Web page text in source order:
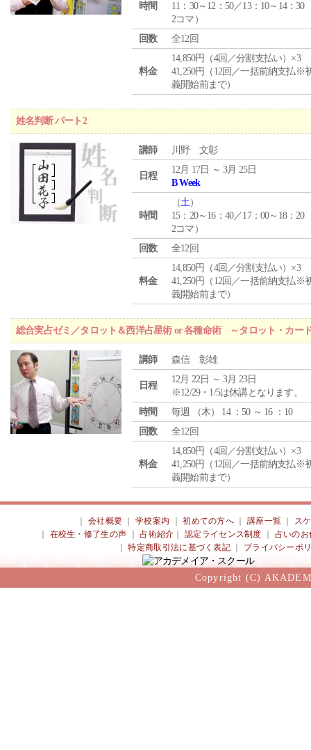
時間
11：30～12：50／13：10～14：30
2コマ）
回数
全12回
料金
14,850円（4回／分割支払い）×3
41,250円（12回／一括前納支払※
義開始前まで）
姓名判断 パート2
講師 川野 文彰
日程
12月 17日 ～ 3月 25日
B Week
時間
（土）
15：20～16：40／17：00～18：20
2コマ）
回数
全12回
料金
14,850円（4回／分割支払い）×3
41,250円（12回／一括前納支払※
義開始前まで）
総合実占ゼミ／タロット＆西洋占星術 or 各種命術 ～タロット・カー
講師 森信 彰雄
日程
12月 22日 ～ 3月 23日
※12/29・1/5は休講となります。
時間
毎週 （木） 14 ：50 ～ 16 ：10
回数
全12回
料金
14,850円（4回／分割支払い）×3
41,250円（12回／一括前納支払※
義開始前まで）
会社概要 ｜学校案内 ｜初めての方へ 講座一覧
ス
在校生・修了生の声 ｜占術紹介 ｜認定ライセンス制度
占いのお
｜特定商取引法に基づく表記 プライバシーポ
Copyright (C)